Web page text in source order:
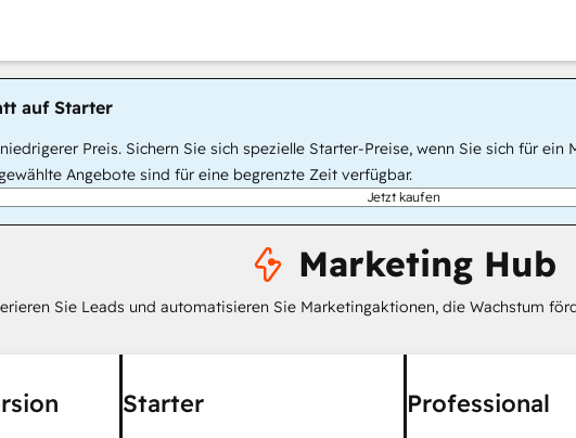
auf Starter
Preis. Sichern Sie sich spezielle Starter-Preise, wenn Sie sich für
Angebote sind für eine begrenzte Zeit verfügbar.
Jetzt kaufen
Marketing Hub
Sie Leads und automatisieren Sie Marketingaktionen, die Wachstum
Starter Professional